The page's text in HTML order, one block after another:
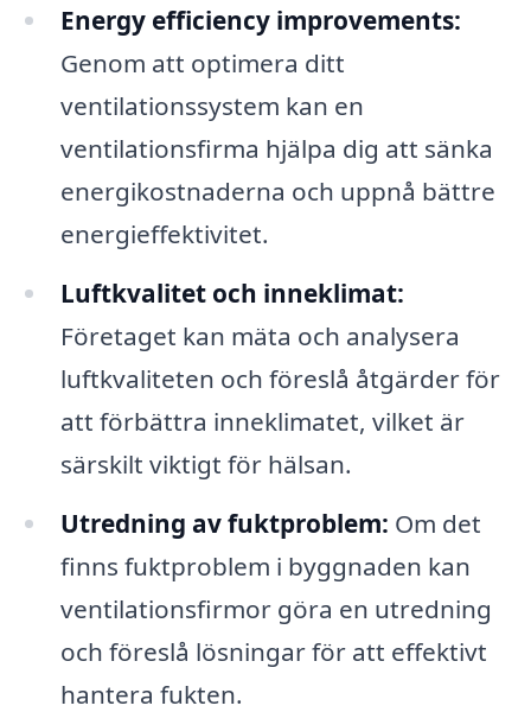
Energy efficiency improvements:
Genom att optimera ditt
ventilationssystem kan en
ventilationsfirma hjälpa dig att sänka
energikostnaderna och uppnå bättre
energieffektivitet.
Luftkvalitet och inneklimat:
Företaget kan mäta och analysera
luftkvaliteten och föreslå åtgärder för
att förbättra inneklimatet, vilket är
särskilt viktigt för hälsan.
Utredning av fuktproblem: Om det
finns fuktproblem i byggnaden kan
ventilationsfirmor göra en utredning
och föreslå lösningar för att effektivt
hantera fukten.